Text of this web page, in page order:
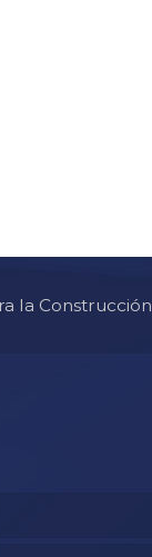
la Construcción